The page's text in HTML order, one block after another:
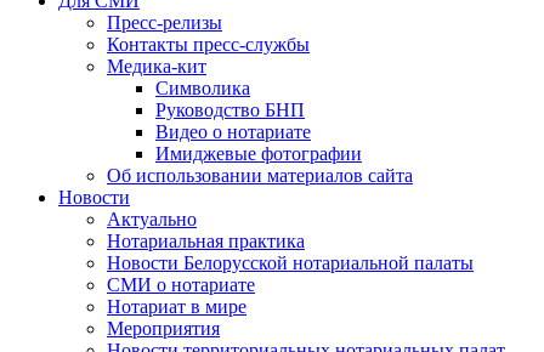
Пресс-релизы
Контакты пресс-службы
Медика-кит
Символика
Руководство БНП
Видео о нотариате
Имиджевые фотографии
Об использовании материалов сайта
Новости
Актуально
Нотариальная практика
Новости Белорусской нотариальной палаты
СМИ о нотариате
Нотариат в мире
Мероприятия